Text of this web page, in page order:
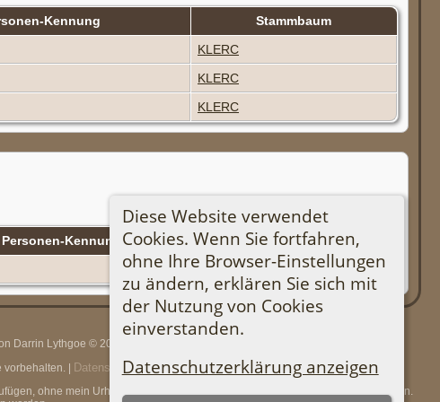
Diese Website verwendet
Cookies. Wenn Sie fortfahren,
ohne Ihre Browser-Einstellungen
zu ändern, erklären Sie sich mit
der Nutzung von Cookies
einverstanden.
Datenschutzerklärung anzeigen
Kennung
Stammbaum
KLERC
KLERC
KLERC
Personen-Kennung
Stammbaum
KLERC
Darrin Lythgoe © 2001-2026.
| Datenschutzerklärung.
ohne mein Urheberrecht und einen URL-Link zu meiner Website anzugeben.